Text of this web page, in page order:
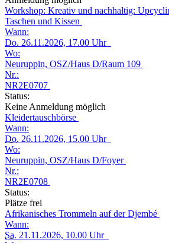
Workshop: Kreativ und nachhaltig:
Taschen und Kissen
Wann:
Do. 26.11.2026, 17.00 Uhr
Wo:
Neuruppin, OSZ/Haus D/Raum 109
Nr.:
NR2E0707
Status:
Keine Anmeldung möglich
Kleidertauschbörse
Wann:
Do. 26.11.2026, 15.00 Uhr
Wo:
Neuruppin, OSZ/Haus D/Foyer
Nr.:
NR2E0708
Status:
Plätze frei
Afrikanisches Trommeln auf der Djembé
Wann:
Sa. 21.11.2026, 10.00 Uhr